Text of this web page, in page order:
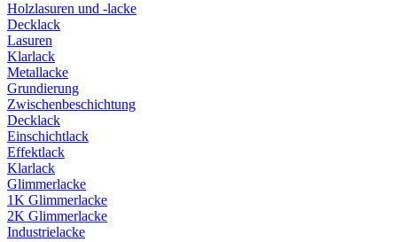
Holzlasuren und -lacke
Decklack
Lasuren
Klarlack
Metallacke
Grundierung
Zwischenbeschichtung
Decklack
Einschichtlack
Effektlack
Klarlack
Glimmerlacke
1K Glimmerlacke
2K Glimmerlacke
Industrielacke